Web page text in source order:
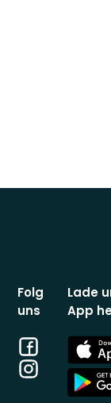
Folg
uns
Facebook
Instagram
Lade
App
App
Store
App
Store